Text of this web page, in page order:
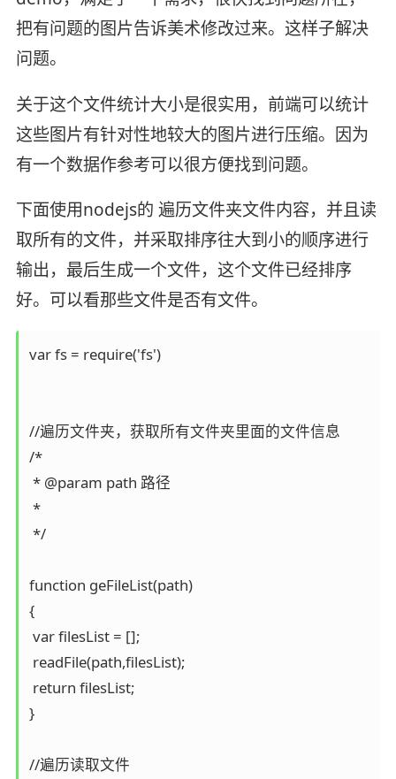
把有问题的图片告诉美术修改过来。这样子解决
问题。
关于这个文件统计大小是很实用，前端可以统计
这些图片有针对性地较大的图片进行压缩。因为
有一个数据作参考可以很方便找到问题。
下面使用nodejs的 遍历文件夹文件内容，并且读
取所有的文件，并采取排序往大到小的顺序进行
输出，最后生成一个文件，这个文件已经排序
好。可以看那些文件是否有文件。
var fs = require('fs')
//遍历文件夹，获取所有文件夹里面的文件信息
/*
* @param path 路径
*
*/
function geFileList(path)
{
var filesList = [];
readFile(path,filesList);
return filesList;
}
//遍历读取文件